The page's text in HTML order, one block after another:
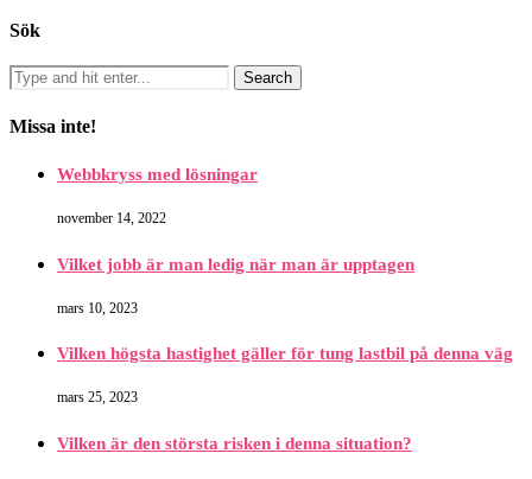
Sök
Search
Missa inte!
Webbkryss med lösningar
november 14, 2022
Vilket jobb är man ledig när man är upptagen
mars 10, 2023
Vilken högsta hastighet gäller för tung lastbil på denna väg
mars 25, 2023
Vilken är den största risken i denna situation?